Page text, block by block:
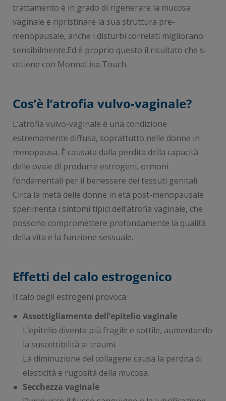
trattamento è in grado di rigenerare la mucosa
vaginale e ripristinare la sua struttura pre-
menopausale, anche i disturbi correlati migliorano
sensibilmente.Ed è proprio questo il risultato che si
ottiene con MonnaLisa Touch.
Cos’è l’atrofia vulvo-vaginale?
L’atrofia vulvo-vaginale è una condizione
estremamente diffusa, soprattutto nelle donne in
menopausa. È causata dalla perdita della capacità
delle ovaie di produrre estrogeni, ormoni
fondamentali per il benessere dei tessuti genitali.
Circa la metà delle donne in età post-menopausale
sperimenta i sintomi tipici dell’atrofia vaginale, che
possono compromettere profondamente la qualità
della vita e la funzione sessuale.
Effetti del calo estrogenico
Il calo degli estrogeni provoca:
Assottigliamento dell’epitelio vaginale
L’epitelio diventa più fragile e sottile, aumentando
la suscettibilità ai traumi.
La diminuzione del collagene causa la perdita di
elasticità e rugosità della mucosa.
Secchezza vaginale